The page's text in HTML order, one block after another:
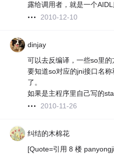
露给调用者，就是一个
2010-12-10
dinjay
可以去反编译，一些so里
要知道so对应的jni接口名
了。
如果是主程序里自己写的
2010-11-26
纠结的木棉花
[Quote=引用 8 楼